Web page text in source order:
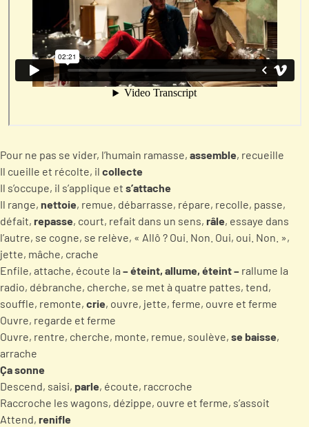
Pour ne pas se vider, l’humain ramasse, assemble, recueille
Il cueille et récolte, il collecte
Il s’occupe, il s’applique et s’attache
Il range, nettoie, remue, débarrasse, répare, recolle, passe,
défait, repasse, court, refait dans un sens, râle, essaye dans
l’autre, se cogne, se relève, « Allô ? Oui. Non. Oui, oui. Non. »,
jette, mâche, crache
Enfile, attache, écoute la – éteint, allume, éteint – rallume la
radio, débranche, cherche, se met à quatre pattes, tend,
souffle, remonte, crie, ouvre, jette, ferme, ouvre et ferme
Ouvre, regarde et ferme
Ouvre, rentre, cherche, monte, remue, soulève, se baisse,
arrache
Ça sonne
Descend, saisi, parle, écoute, raccroche
Raccroche les wagons, dézippe, ouvre et ferme, s’assoit
Attend, renifle